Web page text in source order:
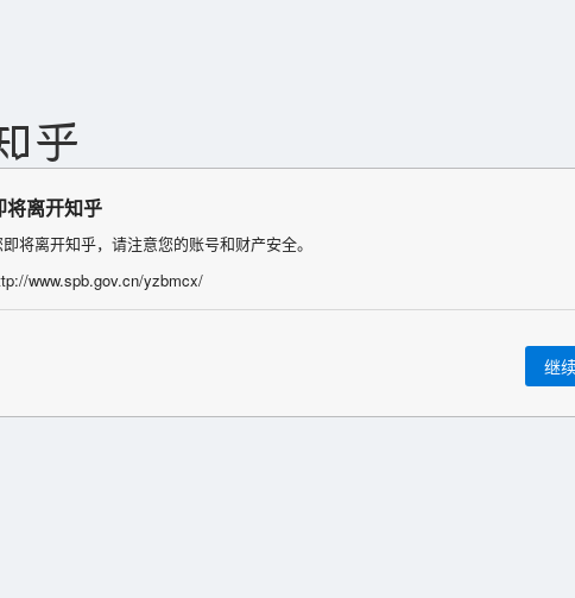
将离开知乎
将离开知乎，请注意您的账号和财产安全。
www.spb.gov.cn/yzbmcx/
继